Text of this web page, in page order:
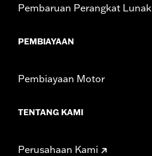
Pembaruan Perangkat Lunak
PEMBIAYAAN
Pembiayaan Motor
TENTANG KAMI
Perusahaan Kami